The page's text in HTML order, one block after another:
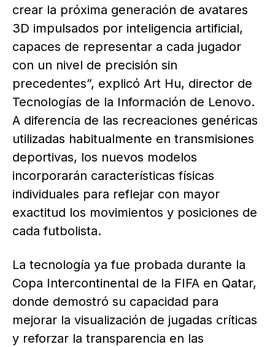
crear la próxima generación de avatares
3D impulsados por inteligencia artificial,
capaces de representar a cada jugador
con un nivel de precisión sin
precedentes”, explicó Art Hu, director de
Tecnologías de la Información de Lenovo.
A diferencia de las recreaciones genéricas
utilizadas habitualmente en transmisiones
deportivas, los nuevos modelos
incorporarán características físicas
individuales para reflejar con mayor
exactitud los movimientos y posiciones de
cada futbolista.
La tecnología ya fue probada durante la
Copa Intercontinental de la FIFA en Qatar,
donde demostró su capacidad para
mejorar la visualización de jugadas críticas
y reforzar la transparencia en las